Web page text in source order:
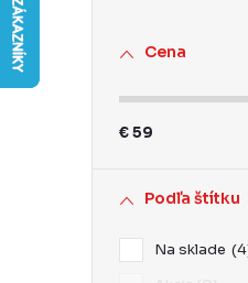
Cena
€59
Podľa štítku
Na sklade
4